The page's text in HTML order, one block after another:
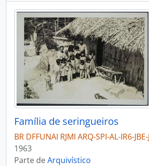
Família de seringueiros
BR DFFUNAI RJMI ARQ-SPI-AL-IR6-
1963
Parte deArquivístico